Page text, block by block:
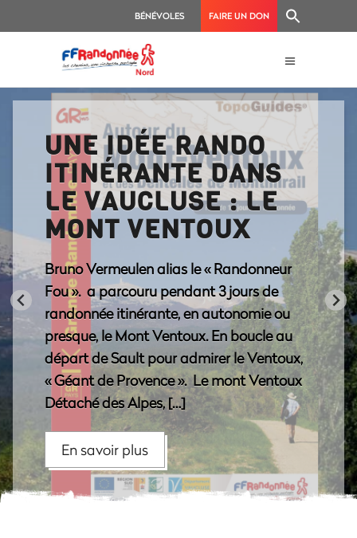
BÉNÉVOLES FAIRE UN DON
UNE IDÉE RANDO
ITINÉRANTE DANS
LE VAUCLUSE : LE
MONT VENTOUX
Bruno Vermeulen alias le « Randonneur
Fou ». a parcouru pendant 3 jours de
randonnée itinérante, en autonomie ou
presque, le Mont Ventoux. En boucle au
départ de Sault pour admirer le Ventoux,
« Géant de Provence ». Le mont Ventoux
Détaché des Alpes, […]
En savoir plus